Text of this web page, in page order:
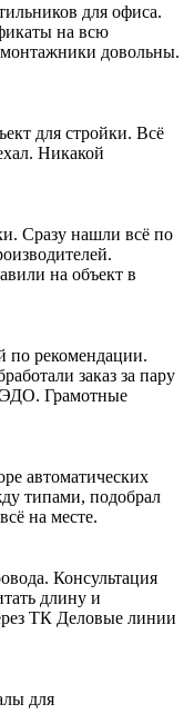
для офиса.
на всю
довольны.
для стройки. Всё
Никакой
Сразу нашли всё по
на объект в
по рекомендации.
заказ за пару
ЭДО. Грамотные
автоматических
типами, подобрал
на месте.
Консультация
длину и
ТК Деловые линии
для